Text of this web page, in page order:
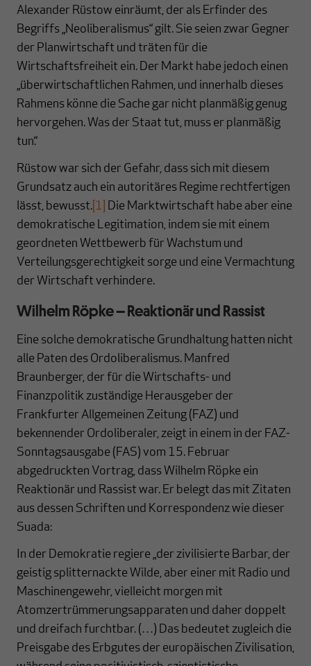
Alexander Rüstow einräumt, der als Erfinder des
Begriffs „Neoliberalismus“ gilt. Sie seien zwar Gegner
der Planwirtschaft und träten für die
Wirtschaftsfreiheit ein. Der Markt habe jedoch einen
„überwirtschaftlichen Rahmen, und innerhalb dieses
Rahmens könne die Sache gar nicht planmäßig genug
hervorgehen. Was der Staat tut, muss er planmäßig
tun.“
Rüstow war sich der Gefahr, dass sich mit diesem
Grundsatz auch ein autoritäres Regime rechtfertigen
lässt, bewusst. [1] Die Marktwirtschaft habe aber eine
demokratische Legitimation, indem sie mit einem
geordneten Wettbewerb für Wachstum und
Verteilungsgerechtigkeit sorge und eine Vermachtung
der Wirtschaft verhindere.
Wilhelm Röpke – Reaktionär und Rassist
Eine solche demokratische Grundhaltung hatten nicht
alle Paten des Ordoliberalismus. Manfred
Braunberger, der für die Wirtschafts- und
Finanzpolitik zuständige Herausgeber der
Frankfurter Allgemeinen Zeitung (FAZ) und
bekennender Ordoliberaler, zeigt in einem in der FAZ-
Sonntagsausgabe (FAS) vom 15. Februar
abgedruckten Vortrag, dass Wilhelm Röpke ein
Reaktionär und Rassist war. Er belegt das mit Zitaten
aus dessen Schriften und Korrespondenz wie dieser
Suada:
In der Demokratie regiere „der zivilisierte Barbar, der
geistig splitternackte Wilde, aber einer mit Radio und
Maschinengewehr, vielleicht morgen mit
Atomzertrümmerungsapparaten und daher doppelt
und dreifach furchtbar. (…) Das bedeutet zugleich die
Preisgabe des Erbgutes der europäischen Zivilisation,